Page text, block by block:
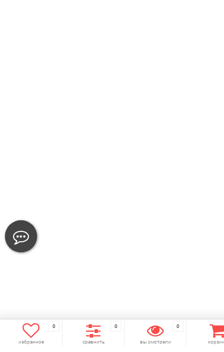
0
избранное
0
сравнить
0
вы смотрели